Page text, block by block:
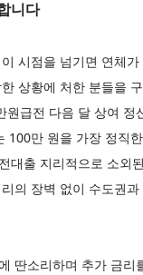
니다
시점을 넘기면 연체
상황에 처한 분들을
원급전 다음 달 상여 정
100만 원을 가장 정직
대출 지리적으로 소외
의 장벽 없이 수도권
딴소리하며 추가 금리